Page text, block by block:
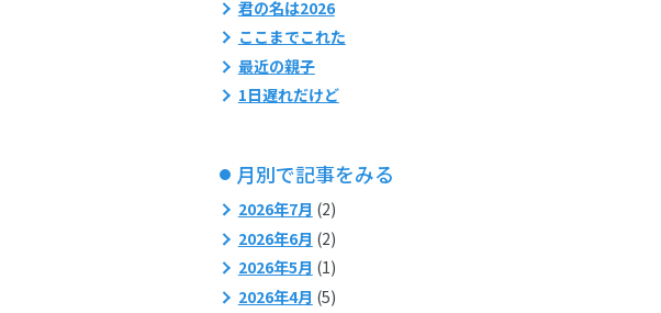
君の名は2026
ここまでこれた
最近の親子
1日遅れだけど
月別で記事をみる
2026年7月 (2)
2026年6月 (2)
2026年5月 (1)
2026年4月 (5)